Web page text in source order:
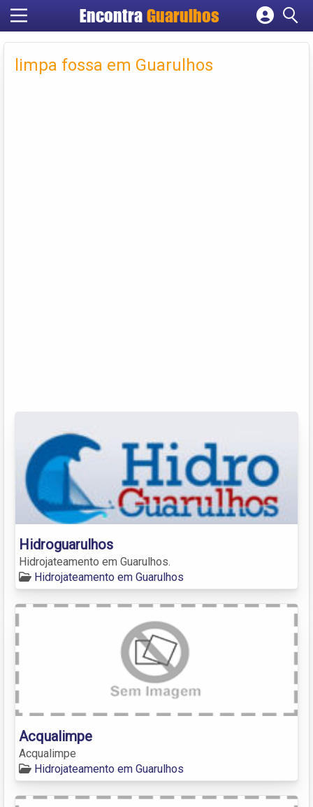
Encontra Guarulhos
Cadastrar empresa
Criar conta
limpa fossa em Guarulhos
Hidroguarulhos
Hidrojateamento em Guarulhos.
Hidrojateamento em Guarulhos
Acqualimpe
Acqualimpe
Hidrojateamento em Guarulhos